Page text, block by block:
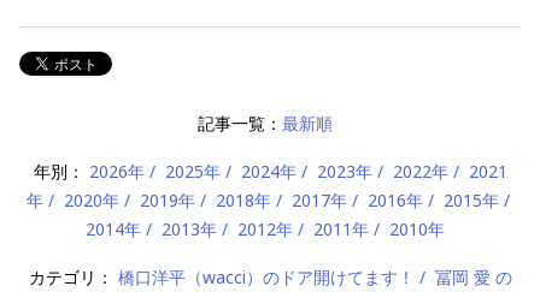
記事一覧： 最新順
年別： 2026年 2025年 2024年 2023年 2022年
2021
年
2020年 2019年 2018年 2017年 2016年
2015年
2014年
2013年 2012年 2011年 2010年
カテゴリ： 橋口洋平（wacci）のドア開けてます！
冨岡 愛 の